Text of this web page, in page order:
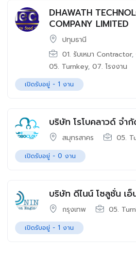
DHAWATH
COMPANY LIMITED
ปทุมธานี
01. รับเหมา Contractor,
05. Turnkey, 07. โรงงาน
เปิดรับอยู่ - 1 งาน
บริษัท โรโบคลาวด์ จำ
สมุทรสาคร 05.
เปิดรับอยู่ - 0 งาน
บริษัท ดีไนน์ โซลูชั่น เ
กรุงเทพ 05.
เปิดรับอยู่ - 1 งาน